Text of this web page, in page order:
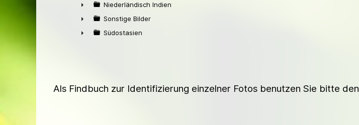
►
►
Niederländisch Indien
►
Sonstige Bilder
Südostasien
Als Findbuch zur Identifizierung einzelner Fotos benutzen Sie bitte den